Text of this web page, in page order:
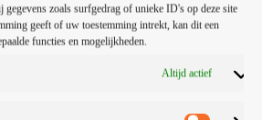
gegevens zoals surfgedrag of unieke ID's op deze site
geeft of uw toestemming intrekt, kan dit een
functies en mogelijkheden.
Altijd actief